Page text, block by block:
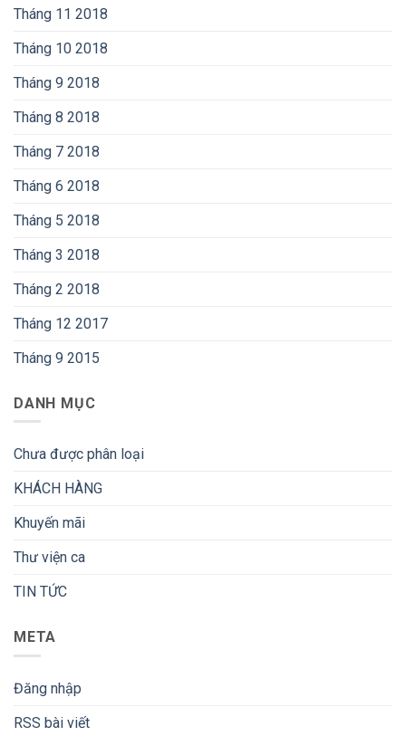
Tháng 11 2018
Tháng 10 2018
Tháng 9 2018
Tháng 8 2018
Tháng 7 2018
Tháng 6 2018
Tháng 5 2018
Tháng 3 2018
Tháng 2 2018
Tháng 12 2017
Tháng 9 2015
DANH MỤC
Chưa được phân loại
KHÁCH HÀNG
Khuyến mãi
Thư viện ca
TIN TỨC
META
Đăng nhập
RSS bài viết